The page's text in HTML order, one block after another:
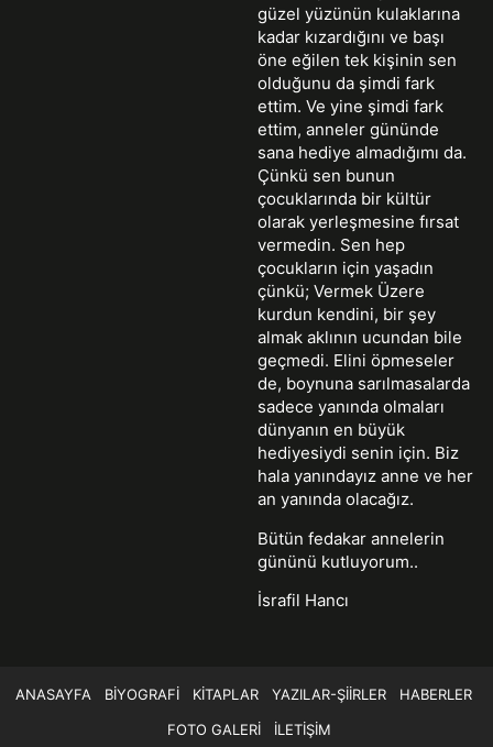
güzel yüzünün kulaklarına
kadar kızardığını ve başı
öne eğilen tek kişinin sen
olduğunu da şimdi fark
ettim. Ve yine şimdi fark
ettim, anneler gününde
sana hediye almadığımı da.
Çünkü sen bunun
çocuklarında bir kültür
olarak yerleşmesine fırsat
vermedin. Sen hep
çocukların için yaşadın
çünkü; Vermek Üzere
kurdun kendini, bir şey
almak aklının ucundan bile
geçmedi. Elini öpmeseler
de, boynuna sarılmasalarda
sadece yanında olmaları
dünyanın en büyük
hediyesiydi senin için. Biz
hala yanındayız anne ve her
an yanında olacağız.
Bütün fedakar annelerin
gününü kutluyorum..
İsrafil Hancı
ANASAYFA BIYOGRAFI KITAPLAR YAZILAR-ŞIIRLER
HABERLER
FOTO GALERI
İLETIŞIM